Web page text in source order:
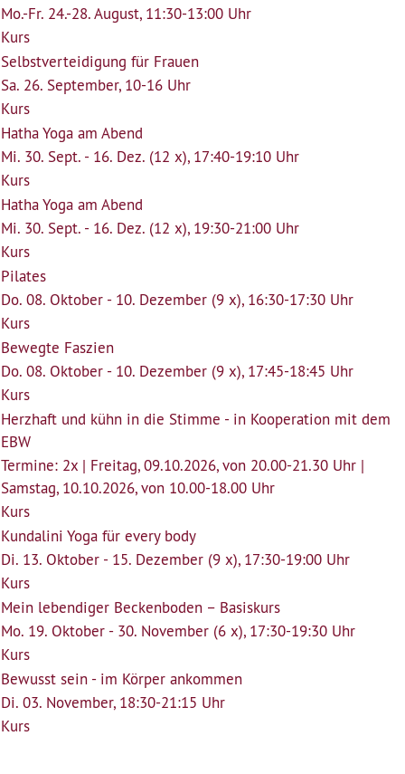
Mo.-Fr. 24.-28. August, 11:30-13:00 Uhr
Kurs
Selbstverteidigung für Frauen
Sa. 26. September, 10-16 Uhr
Kurs
Hatha Yoga am Abend
Mi. 30. Sept. - 16. Dez. (12 x), 17:40-19:10 Uhr
Kurs
Hatha Yoga am Abend
Mi. 30. Sept. - 16. Dez. (12 x), 19:30-21:00 Uhr
Kurs
Pilates
Do. 08. Oktober - 10. Dezember (9 x), 16:30-17:30 Uhr
Kurs
Bewegte Faszien
Do. 08. Oktober - 10. Dezember (9 x), 17:45-18:45 Uhr
Kurs
Herzhaft und kühn in die Stimme - in Kooperation mit dem
EBW
Termine: 2x | Freitag, 09.10.2026, von 20.00-21.30 Uhr |
Samstag, 10.10.2026, von 10.00-18.00 Uhr
Kurs
Kundalini Yoga für every body
Di. 13. Oktober - 15. Dezember (9 x), 17:30-19:00 Uhr
Kurs
Mein lebendiger Beckenboden – Basiskurs
Mo. 19. Oktober - 30. November (6 x), 17:30-19:30 Uhr
Kurs
Bewusst sein - im Körper ankommen
Di. 03. November, 18:30-21:15 Uhr
Kurs